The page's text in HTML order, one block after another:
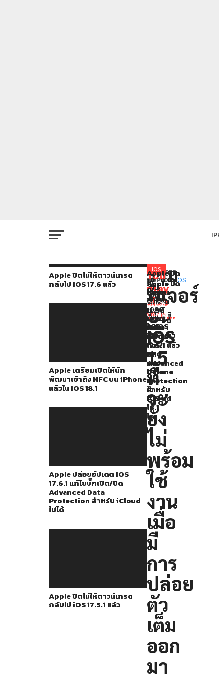
Apple ปิดไม่ให้ดาวน์เกรด
กลับไป iOS 17.6 แล้ว
Apple เตรียมเปิดให้นัก
พัฒนาเข้าถึง NFC บน iPhone
แล้วใน iOS 18.1
Apple ปล่อยอัปเดต iOS
17.6.1 แก้ไขบั๊กเปิด/ปิด
Advanced Data
Protection สำหรับ iCloud
ไม่ได้
Apple ปิดไม่ให้ดาวน์เกรด
กลับไป iOS 17.5.1 แล้ว
IOS
รวม
ฟีเจอร์
บน
iOS
15
ที่
จะ
ยัง
ไม่
พร้อม
ใช้
งาน
เมื่อ
มี
การ
ปล่อย
ตัว
เต็ม
ออก
มา
หลัง
จาก
ที่
Apple
เปิด
ตัว
iOS
15
ที่มา
พร้อม
กับ
ฟีเจอร์
ใหม่ๆ
เช่น
SharePlay,
ปรับปรุง
Safari
ใหม่,
Focus
mode
อื่นๆ
อีก
มากมาย
แต่
ก็
ไม่ใช่
ว่า
You
may
also
like...
Apple ปิด
ไม่
ให้
ดาวน์
เกรด
กลับ
ไป iOS
17.6 แล้ว
Apple
เตรียม
เปิด
ให้
นัก
พัฒนา
เข้า
ถึง
NFC
บน
iPhone
แล้ว
ใน
iOS
18.1
Apple
ปล่อย
อัปเดต
iOS
17.6.1
แก้ไข
บั๊ก
เปิด/
ปิด
Advanced
Data
Protection
สำหรับ
iCloud
ไม่
ได้
Apple ปิด
ไม่
ให้
ดาวน์
เกรด
กลับ
ไป iOS
17.5.1 แล้ว
RELATED
TOPICS: IOS
CLICK
TO
COMMENT